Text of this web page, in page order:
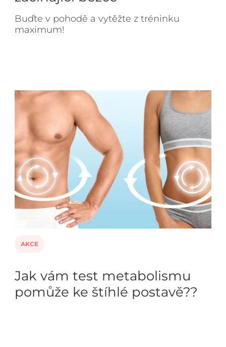
Buďte v pohodě a vytěžte z tréninku
maximum!
AKCE
Jak vám test metabolismu
pomůže ke štíhlé postavě??